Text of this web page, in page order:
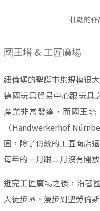
杜勒的作
國王塔 & 工匠廣場
紐倫堡的聖誕市集規模很
德國玩具貿易中心跟玩具
產業非常發達，而國王
（Handwerkerhof
圍，除了傳統的工匠商店
每年的一月跟二月沒有開放
逛完工匠廣場之後，沿著
人徒步區、漫步到聖勞倫